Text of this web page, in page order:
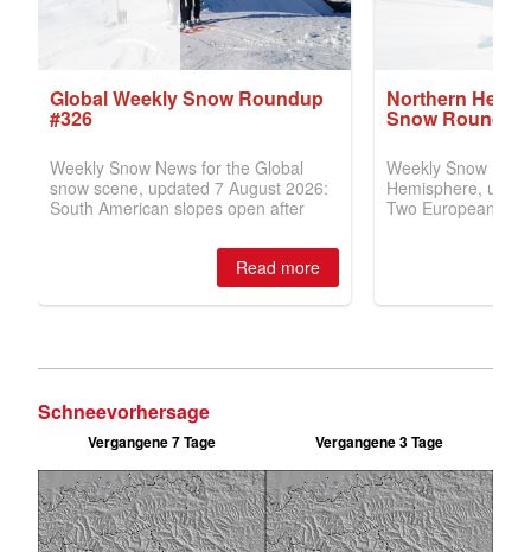
Schneevorhersage
Vergangene 7 Tage Vergangene 3 Tage